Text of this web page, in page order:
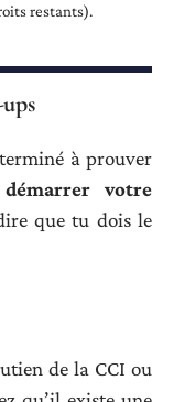
restants).
à prouver
votre
que tu dois le
de la CCI ou